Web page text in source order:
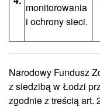
monitorowania
i ochrony sieci.
Narodowy Fundusz
z siedzibą w Łodzi
zgodnie z treścią art.